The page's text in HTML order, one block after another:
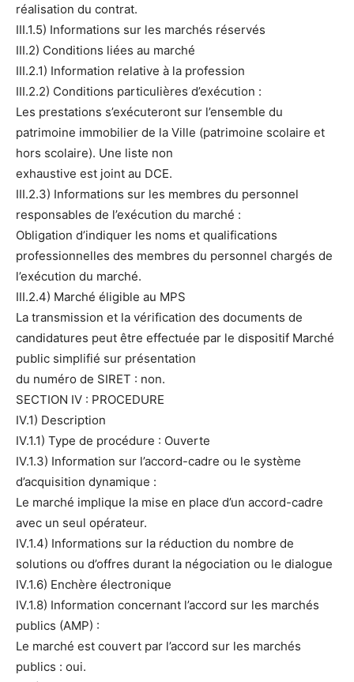
réalisation du contrat.
III.1.5) Informations sur les marchés réservés
III.2) Conditions liées au marché
III.2.1) Information relative à la profession
III.2.2) Conditions particulières d’exécution :
Les prestations s’exécuteront sur l’ensemble du
patrimoine immobilier de la Ville (patrimoine scolaire et
hors scolaire). Une liste non
exhaustive est joint au DCE.
III.2.3) Informations sur les membres du personnel
responsables de l’exécution du marché :
Obligation d’indiquer les noms et qualifications
professionnelles des membres du personnel chargés de
l’exécution du marché.
III.2.4) Marché éligible au MPS
La transmission et la vérification des documents de
candidatures peut être effectuée par le dispositif Marché
public simplifié sur présentation
du numéro de SIRET : non.
SECTION IV : PROCEDURE
IV.1) Description
IV.1.1) Type de procédure : Ouverte
IV.1.3) Information sur l’accord-cadre ou le système
d’acquisition dynamique :
Le marché implique la mise en place d’un accord-cadre
avec un seul opérateur.
IV.1.4) Informations sur la réduction du nombre de
solutions ou d’offres durant la négociation ou le dialogue
IV.1.6) Enchère électronique
IV.1.8) Information concernant l’accord sur les marchés
publics (AMP) :
Le marché est couvert par l’accord sur les marchés
publics : oui.